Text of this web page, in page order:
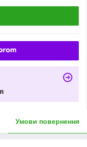
Умови повернення